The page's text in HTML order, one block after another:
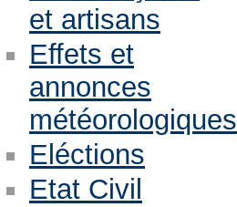
et artisans
Effets et
annonces
météorologiques
Eléctions
Etat Civil